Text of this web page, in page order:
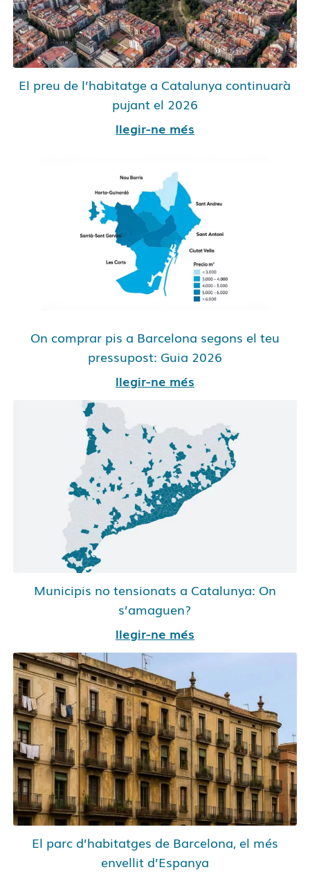
El preu de l’habitatge a Catalunya continuarà
pujant el 2026
llegir-ne més
On comprar pis a Barcelona segons el teu
pressupost: Guia 2026
llegir-ne més
Municipis no tensionats a Catalunya: On
s’amaguen?
llegir-ne més
El parc d’habitatges de Barcelona, el més
envellit d’Espanya